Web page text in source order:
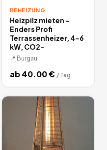
BEHEIZUNG
Heizpilz mieten –
Enders Profi
Terrassenheizer, 4–6
kW, CO2-
📍 Burgau
ab40.00€ / Tag